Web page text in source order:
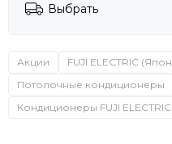
Выбрать
Акции
FUJI ELECTRIC
Потолочные кондиционеры
Кондиционеры FUJI